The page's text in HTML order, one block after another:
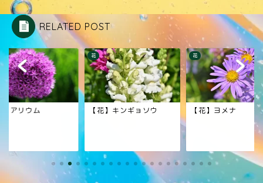
RELATED POST
】アリウム
花
【花】キンギョソウ
花
【花】ヨメナ